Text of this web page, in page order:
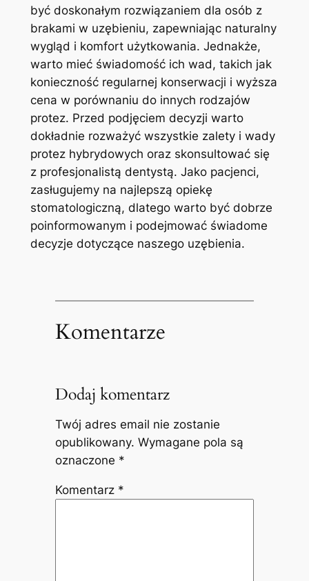
być doskonałym rozwiązaniem dla osób ⁤z
brakami w uzębieniu, ​zapewniając naturalny
wygląd i komfort użytkowania. Jednakże,
warto​ mieć‌ świadomość ich wad, takich⁣ jak
⁤konieczność regularnej konserwacji i wyższa
⁤cena w ‌porównaniu do innych rodzajów
protez. ⁢Przed podjęciem decyzji warto
dokładnie rozważyć wszystkie zalety i wady
protez hybrydowych ‍oraz skonsultować się⁢
z profesjonalistą dentystą.‍ Jako⁤ pacjenci,
zasługujemy na najlepszą opiekę
stomatologiczną, dlatego warto być dobrze
poinformowanym i podejmować świadome
decyzje dotyczące naszego uzębienia.
Komentarze
Dodaj komentarz
Twój adres email nie zostanie
opublikowany. Wymagane pola są
oznaczone *
Komentarz *